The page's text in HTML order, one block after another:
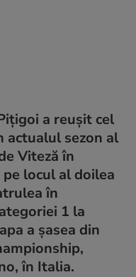
a reușit cel
actualul sezon al
Viteză în
pe locul al doilea
în
1 la
a șasea din
în Italia.